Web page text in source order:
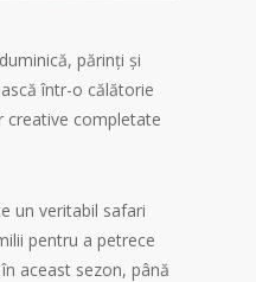
părinți și
într-o călătorie
creative completate
un veritabil safari
pentru a petrece
aceast sezon, până